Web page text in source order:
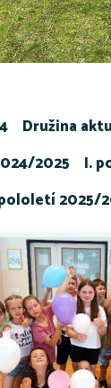
Družina
2025
I.
2025/